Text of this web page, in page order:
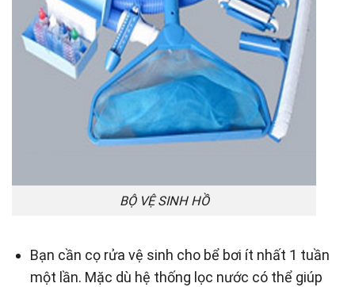
BỘ VỆ SINH HỒ
Bạn cần cọ rửa vệ sinh cho bể bơi ít nhất 1 tuần
một lần. Mặc dù hệ thống lọc nước có thể giúp